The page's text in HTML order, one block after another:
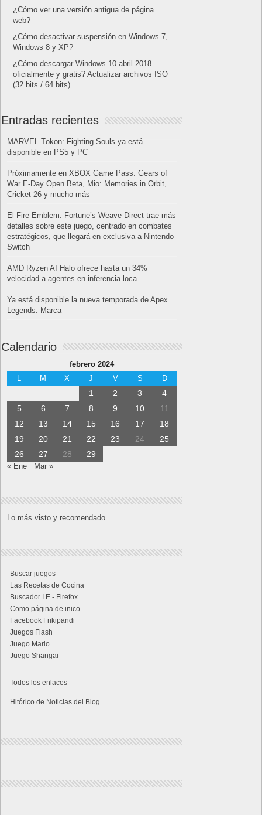
¿Cómo ver una versión antigua de página
web?
¿Cómo desactivar suspensión en Windows 7,
Windows 8 y XP?
¿Cómo descargar Windows 10 abril 2018
oficialmente y gratis? Actualizar archivos ISO
(32 bits / 64 bits)
Entradas recientes
MARVEL Tōkon: Fighting Souls ya está
disponible en PS5 y PC
Próximamente en XBOX Game Pass: Gears of
War E-Day Open Beta, Mio: Memories in Orbit,
Cricket 26 y mucho más
El Fire Emblem: Fortune’s Weave Direct trae más
detalles sobre este juego, centrado en combates
estratégicos, que llegará en exclusiva a Nintendo
Switch
AMD Ryzen AI Halo ofrece hasta un 34%
velocidad a agentes en inferencia loca
Ya está disponible la nueva temporada de Apex
Legends: Marca
Calendario
febrero 2024
L
M X J V S D
1 2 3
4
5
6 7 8 9 10
11
12
13 14 15 16 17
18
19
20 21 22 23 24
25
26
27 28 29
« Ene Mar »
Lo más visto y recomendado
Buscar juegos
Las Recetas de Cocina
Buscador I.E - Firefox
Como página de inico
Facebook Frikipandi
Juegos Flash
Juego Mario
Juego Shangai
Todos los enlaces
Hitórico de Noticias del Blog